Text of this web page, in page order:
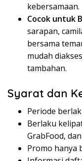
kebersamaan.
Cocok untuk
sarapan,
bersama
mudah
tambahan.
Syarat dan
Periode
Berlaku
GrabFood,
Promo hanya